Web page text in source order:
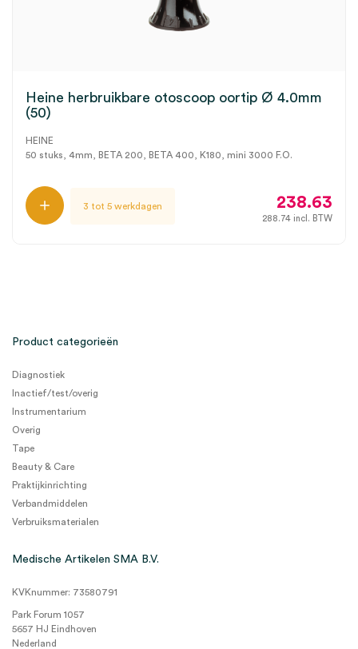
Heine herbruikbare otoscoop oortip Ø 4.0mm
(50)
HEINE
50 stuks, 4mm, BETA 200, BETA 400, K180, mini 3000 F.O.
3 tot 5 werkdagen 238.63
288.74 incl. BTW
Product categorieën
Diagnostiek
Inactief/test/overig
Instrumentarium
Overig
Tape
Beauty & Care
Praktijkinrichting
Verbandmiddelen
Verbruiksmaterialen
Medische Artikelen SMA B.V.
KVKnummer: 73580791
Park Forum 1057
5657 HJ Eindhoven
Nederland